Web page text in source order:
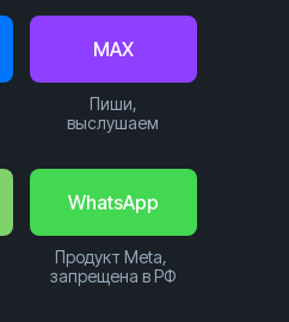
WhatsApp
Продукт Meta,
запрещена в РФ
MAX
Пиши,
выслушаем